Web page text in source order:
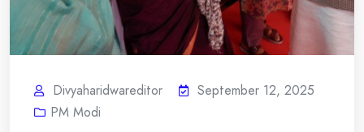
Divyaharidwareditor
September 12, 2025
PM Modi